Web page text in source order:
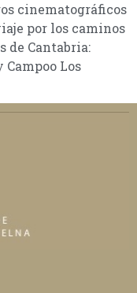
cinematográficos
por los caminos
de Cantabria:
Campoo Los